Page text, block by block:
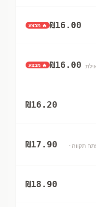
₪16.00 🔥 מבצע
₪16.00 🔥 מבצע
₪16.20
·
₪17.90
₪18.90